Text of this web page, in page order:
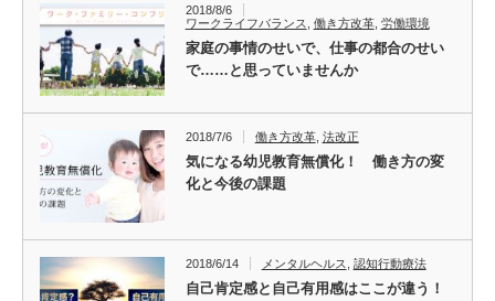
2018/8/6
ワークライフバランス
働き方改革, 労働環境
家庭の事情のせいで、仕事の都合のせい
で……と思っていませんか
2018/7/6 働き方改革, 法改正
気になる幼児教育無償化！ 働き方の変
化と今後の課題
2018/6/14 メンタルヘルス 認知行動療法
自己肯定感と自己有用感はここが違う！